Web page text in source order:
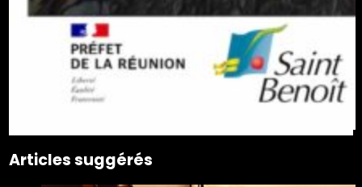
Articles suggérés